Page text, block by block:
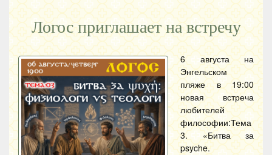
Логос приглашает на встречу
6 августа на
Энгельском
пляже в 19:00
новая встреча
любителей
философии:Тема
3. «Битва за
psyche.